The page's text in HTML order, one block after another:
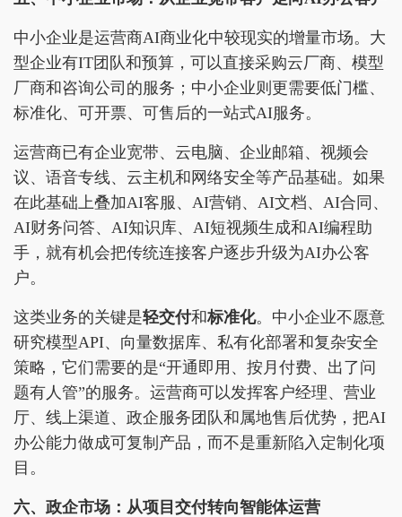
中小企业是运营商AI商业化中较现实的增量市场。大
型企业有IT团队和预算，可以直接采购云厂商、模型
厂商和咨询公司的服务；中小企业则更需要低门槛、
标准化、可开票、可售后的一站式AI服务。
运营商已有企业宽带、云电脑、企业邮箱、视频会
议、语音专线、云主机和网络安全等产品基础。如果
在此基础上叠加AI客服、AI营销、AI文档、AI合同、
AI财务问答、AI知识库、AI短视频生成和AI编程助
手，就有机会把传统连接客户逐步升级为AI办公客
户。
这类业务的关键是轻交付和标准化。中小企业不愿意
研究模型API、向量数据库、私有化部署和复杂安全
策略，它们需要的是“开通即用、按月付费、出了问
题有人管”的服务。运营商可以发挥客户经理、营业
厅、线上渠道、政企服务团队和属地售后优势，把AI
办公能力做成可复制产品，而不是重新陷入定制化项
目。
六、政企市场：从项目交付转向智能体运营